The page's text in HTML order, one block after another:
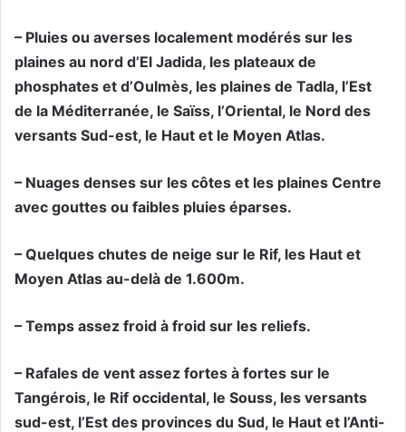
– Pluies ou averses localement modérés sur les
plaines au nord d’El Jadida, les plateaux de
phosphates et d’Oulmès, les plaines de Tadla, l’Est
de la Méditerranée, le Saïss, l’Oriental, le Nord des
versants Sud-est, le Haut et le Moyen Atlas.
– Nuages denses sur les côtes et les plaines Centre
avec gouttes ou faibles pluies éparses.
– Quelques chutes de neige sur le Rif, les Haut et
Moyen Atlas au-delà de 1.600m.
– Temps assez froid à froid sur les reliefs.
– Rafales de vent assez fortes à fortes sur le
Tangérois, le Rif occidental, le Souss, les versants
sud-est, l’Est des provinces du Sud, le Haut et l’Anti-